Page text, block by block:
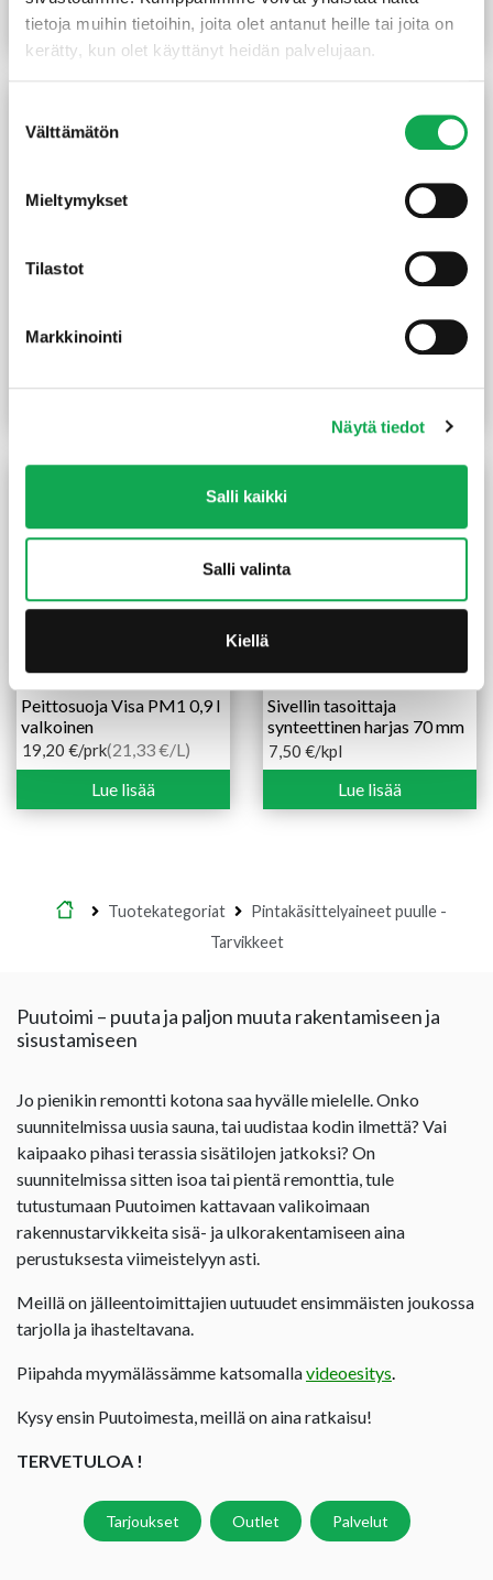
tietoja muihin tietoihin, joita olet antanut heille tai joita on
kerätty, kun olet käyttänyt heidän palvelujaan.
valinta
Välttämätön
Mieltymykset
Tilastot
Markkinointi
Näytä tiedot
Salli kaikki
Salli valinta
Kiellä
Lue lisää
Lue lisää
Peittosuoja Visa PM1 2,7 l
valkoinen
Kuullote Woodex Classic
PM3 9 l sävytettävä
Peittosuoja Visa PM1 0,9 l
valkoinen
19,20 €/prk(21,33 €/L)
Lue lisää
Sivellin tasoittaja
synteettinen harjas 70 mm
7,50 €/kpl
Lue lisää
Etusivu
Tuotekategoriat
Pintakäsittelyaineet puulle -
Tarvikkeet
Puutoimi – puuta ja paljon muuta rakentamiseen ja
sisustamiseen
Jo pienikin remontti kotona saa hyvälle mielelle. Onko
suunnitelmissa uusia sauna, tai uudistaa kodin ilmettä? Vai
kaipaako pihasi terassia sisätilojen jatkoksi? On
suunnitelmissa sitten isoa tai pientä remonttia, tule
tutustumaan Puutoimen kattavaan valikoimaan
rakennustarvikkeita sisä- ja ulkorakentamiseen aina
perustuksesta viimeistelyyn asti.
Meillä on jälleentoimittajien uutuudet ensimmäisten joukossa
tarjolla ja ihasteltavana.
Piipahda myymälässämme katsomallavideoesitys
Kysy ensin Puutoimesta, meillä on aina ratkaisu!
TERVETULOA !
Tarjoukset Outlet Palvelut